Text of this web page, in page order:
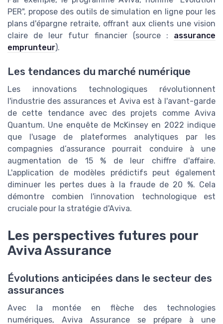
PER", propose des outils de simulation en ligne pour les
plans d'épargne retraite, offrant aux clients une vision
claire de leur futur financier (source : assurance
emprunteur).
Les tendances du marché numérique
Les innovations technologiques révolutionnent
l'industrie des assurances et Aviva est à l'avant-garde
de cette tendance avec des projets comme Aviva
Quantum. Une enquête de McKinsey en 2022 indique
que l'usage de plateformes analytiques par les
compagnies d’assurance pourrait conduire à une
augmentation de 15 % de leur chiffre d'affaire.
L'application de modèles prédictifs peut également
diminuer les pertes dues à la fraude de 20 %. Cela
démontre combien l'innovation technologique est
cruciale pour la stratégie d'Aviva.
Les perspectives futures pour
Aviva Assurance
Évolutions anticipées dans le secteur des
assurances
Avec la montée en flèche des technologies
numériques, Aviva Assurance se prépare à une